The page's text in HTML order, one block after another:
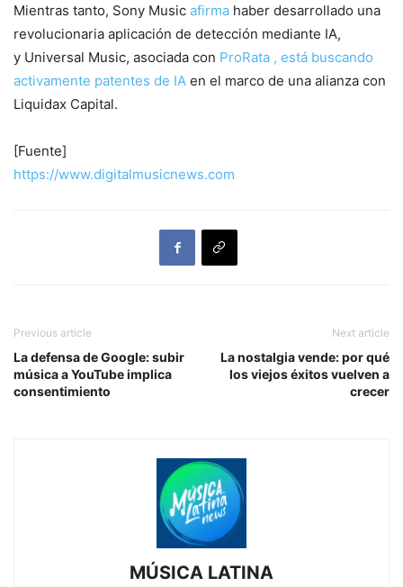
Mientras tanto, Sony Music afirma haber desarrollado una
revolucionaria aplicación de detección mediante IA,
y Universal Music, asociada con ProRata , está buscando
activamente patentes de IA en el marco de una alianza con
Liquidax Capital.
[Fuente]
https://www.digitalmusicnews.com
Previous article
La defensa de Google: subir
música a YouTube implica
consentimiento
Next article
La nostalgia vende: por qué
los viejos éxitos vuelven a
crecer
MÚSICA LATINA